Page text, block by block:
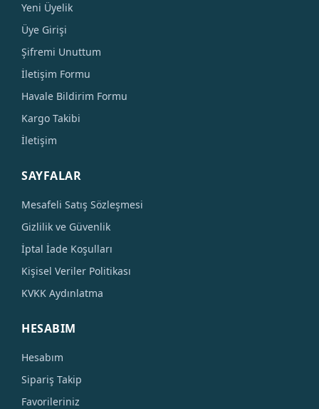
Yeni Üyelik
Üye Girişi
Şifremi Unuttum
İletişim Formu
Havale Bildirim Formu
Kargo Takibi
İletişim
SAYFALAR
Mesafeli Satış Sözleşmesi
Gizlilik ve Güvenlik
İptal İade Koşulları
Kişisel Veriler Politikası
KVKK Aydınlatma
HESABIM
Hesabım
Sipariş Takip
Favorileriniz